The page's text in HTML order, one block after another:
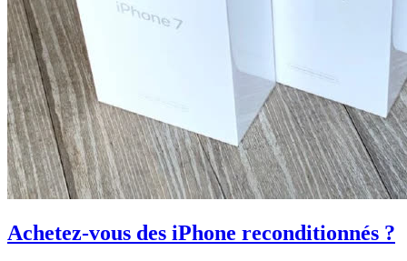
Achetez-vous des iPhone reconditionnés ?